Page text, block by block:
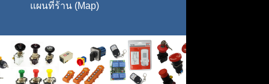
แผนที่ร้าน (Map)